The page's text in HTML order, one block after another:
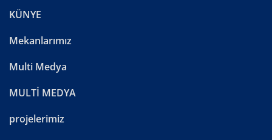
KÜNYE
Mekanlarımız
Multi Medya
MULTİ MEDYA
projelerimiz